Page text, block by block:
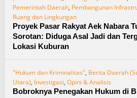
Pemerintah Daerah, Pembangunan
Ruang dan Lingkungan
Proyek Pasar Rakyat Aek Nabara
Sorotan: Diduga Asal Jadi dan
Lokasi Kuburan
"Hukum dan Kriminalitas", Berita Daerah
Utara), Investigasi, Opini & Analisis
Bobroknya Penegakan Hukum di